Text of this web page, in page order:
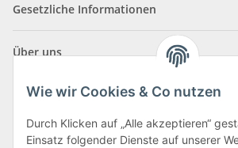
Gesetzliche Informationen
Über uns
Wie wir Cookies & Co nutzen
Durch Klicken auf „Alle akzeptieren“
Einsatz folgender Dienste auf unserer